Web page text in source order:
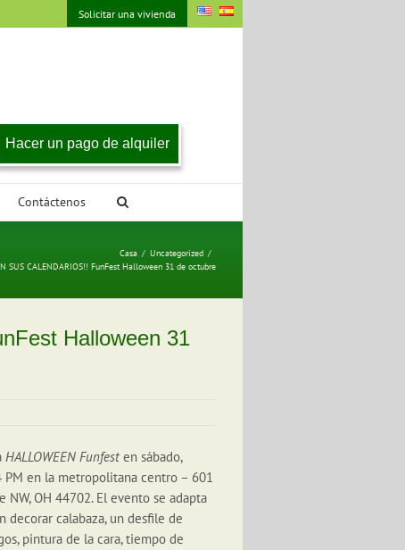
Solicitar una vivienda
Hacer un pago de alquiler
Contáctenos
Casa / Uncategorized /
SUS CALENDARIOS!! FunFest Halloween 31 de octubre
Halloween 31
HALLOWEEN Funfesten sábado,
PM en la metropolitana centro – 601
NW, OH 44702. El evento se adapta
decorar calabaza, un desfile de
pintura de la cara, tiempo de